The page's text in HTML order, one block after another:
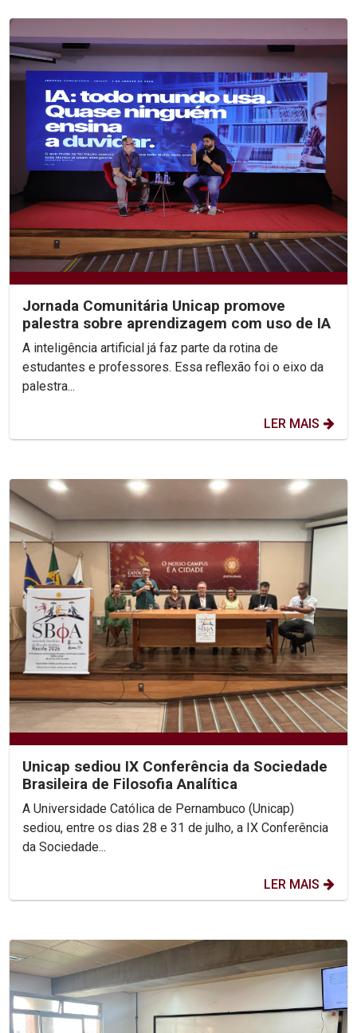
Jornada Comunitária Unicap promove
palestra sobre aprendizagem com uso de IA
A inteligência artificial já faz parte da rotina de
estudantes e professores. Essa reflexão foi o eixo da
palestra...
LER MAIS
Unicap sediou IX Conferência da Sociedade
Brasileira de Filosofia Analítica
A Universidade Católica de Pernambuco (Unicap)
sediou, entre os dias 28 e 31 de julho, a IX Conferência
da Sociedade...
LER MAIS